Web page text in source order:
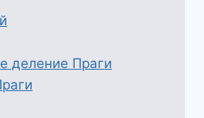
деление Праги